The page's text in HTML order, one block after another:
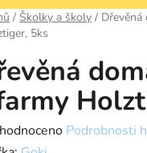
/ Školky a školy / Dřevěná
5ks
Podrobnosti